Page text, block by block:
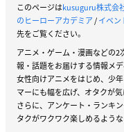
このページはkusuguru株式会
のヒーローアカデミア/イベン
先をご覧ください。
アニメ・ゲーム・漫画などの
報・話題をお届けする情報メデ
女性向けアニメをはじめ、少
マーにも幅を広げ、オタクが
さらに、アンケート・ランキ
タクがワクワク楽しめるよう